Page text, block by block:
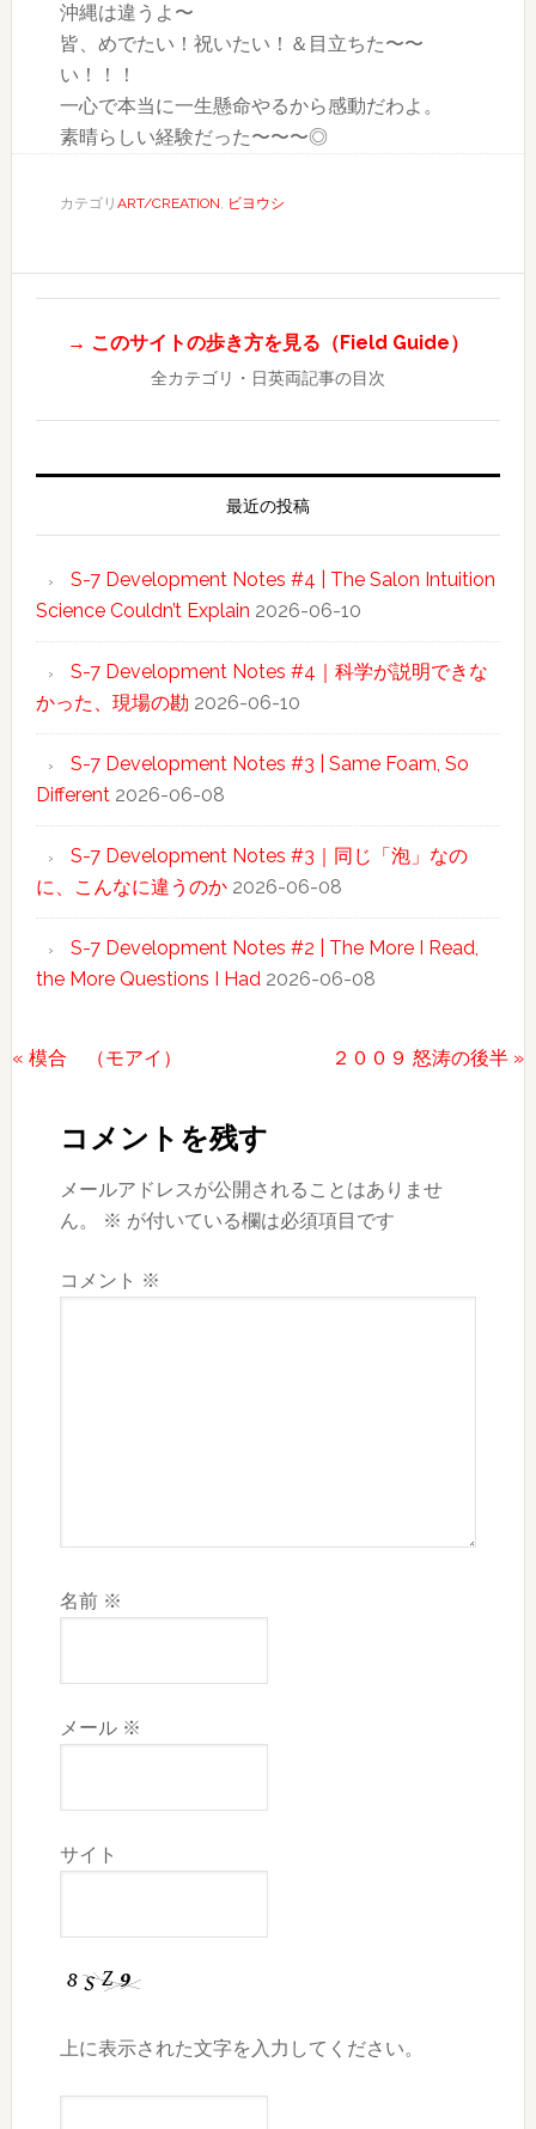
沖縄は違うよ〜
皆、めでたい！祝いたい！＆目立ちた〜〜
い！！！
一心で本当に一生懸命やるから感動だわよ。
素晴らしい経験だった〜〜〜◎
カテゴリ ART/CREATION, ビヨウシ
→ このサイトの歩き方を見る（Field Guide）
全カテゴリ・日英両記事の目次
最近の投稿
S-7 Development Notes #4 | The Salon Intuition
Science Couldn’t Explain 2026-06-10
S-7 Development Notes #4｜科学が説明できな
かった、現場の勘 2026-06-10
S-7 Development Notes #3 | Same Foam, So
Different 2026-06-08
S-7 Development Notes #3｜同じ「泡」なの
に、こんなに違うのか 2026-06-08
S-7 Development Notes #2 | The More I Read,
the More Questions I Had 2026-06-08
前
« 模合 （モアイ）
次
２００９ 怒涛の後半 »
Interactions
コメントを残す
メールアドレスが公開されることはありませ
ん。
※ が付いている欄は必須項目です
コメント ※
名前 ※
メール ※
サイト
上に表示された文字を入力してください。